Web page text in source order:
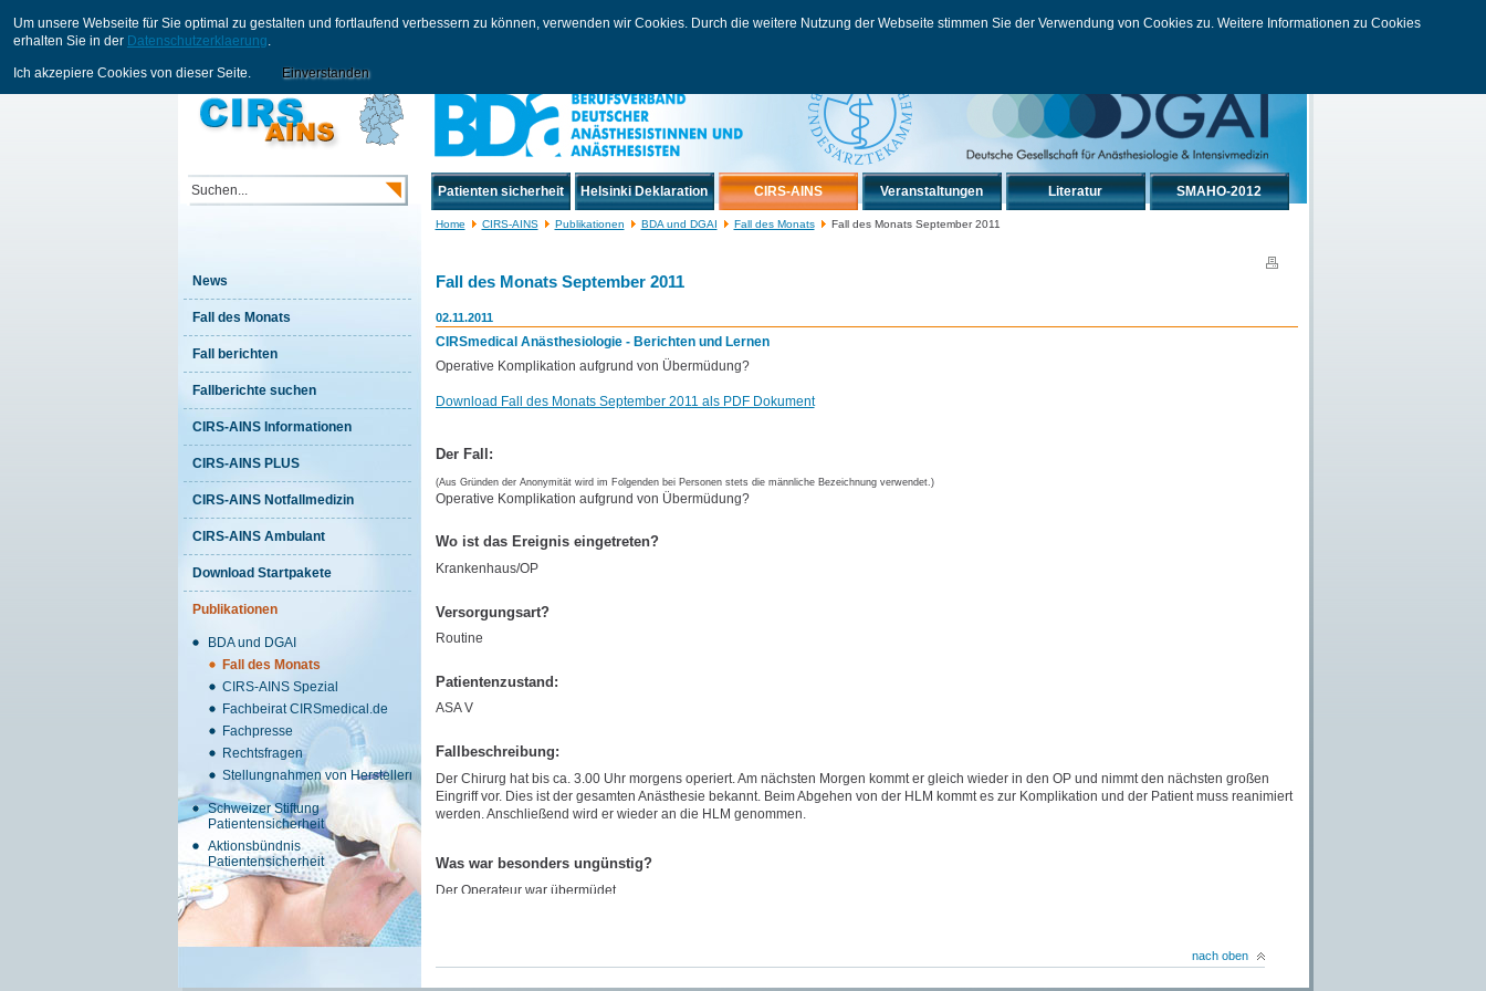
Patienten sicherheit Helsinki Deklaration CIRS-AINS Veranstaltungen Literatur SMAHO-2012
News
Fall des Monats
Fall berichten
Fallberichte suchen
CIRS-AINS Informationen
CIRS-AINS PLUS
CIRS-AINS Notfallmedizin
CIRS-AINS Ambulant
Download Startpakete
Publikationen
BDA und DGAI
Fall des Monats
CIRS-AINS Spezial
Fachbeirat CIRSmedical.de
Fachpresse
Rechtsfragen
Stellungnahmen von Herstellern
Schweizer Stiftung
Patientensicherheit
Aktionsbündnis
Patientensicherheit
Home CIRS-AINS Publikationen BDA und DGAI Fall des Monats Fall des Monats September 2011
Fall des Monats September 2011
02.11.2011
CIRSmedical Anästhesiologie - Berichten und Lernen
Operative Komplikation aufgrund von Übermüdung?
Download Fall des Monats September 2011 als PDF Dokument
Der Fall:
(Aus Gründen der Anonymität wird im Folgenden bei Personen stets die männliche Bezeichnung verwendet.)
Operative Komplikation aufgrund von Übermüdung?
Wo ist das Ereignis eingetreten?
Krankenhaus/OP
Versorgungsart?
Routine
Patientenzustand:
ASA V
Fallbeschreibung:
Der Chirurg hat bis ca. 3.00 Uhr morgens operiert. Am nächsten Morgen kommt er gleich wieder in den OP und nimmt den nächsten großen
Eingriff vor. Dies ist der gesamten Anästhesie bekannt. Beim Abgehen von der HLM kommt es zur Komplikation und der Patient muss reanimiert
werden. Anschließend wird er wieder an die HLM genommen.
Was war besonders ungünstig?
Der Operateur war übermüdet.
Kann ein solches Verhalten beispielsweise von der Anästhesie verhindert werden, wenn bekannt ist, dass der Operateur so lange in der
nach oben
Um unsere Webseite für Sie optimal zu gestalten und fortlaufend verbessern zu können, verwenden wir Cookies. Durch die weitere Nutzung der Webseite stimmen Sie der Verwendung von Cookies zu. Weitere Informationen zu Cookies
erhalten Sie in der Datenschutzerklaerung.
Ich akzepiere Cookies von dieser Seite. Einverstanden